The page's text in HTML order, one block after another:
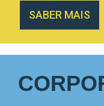
SABER MAIS